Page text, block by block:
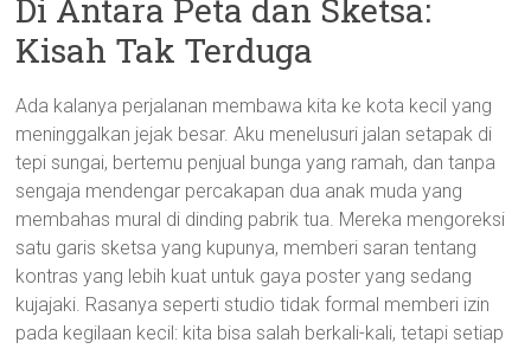
Di Antara Peta dan Sketsa:
Kisah Tak Terduga
Ada kalanya perjalanan membawa kita ke kota kecil yang
meninggalkan jejak besar. Aku menelusuri jalan setapak di
tepi sungai, bertemu penjual bunga yang ramah, dan tanpa
sengaja mendengar percakapan dua anak muda yang
membahas mural di dinding pabrik tua. Mereka mengoreksi
satu garis sketsa yang kupunya, memberi saran tentang
kontras yang lebih kuat untuk gaya poster yang sedang
kujajaki. Rasanya seperti studio tidak formal memberi izin
pada kegilaan kecil: kita bisa salah berkali-kali, tetapi setiap